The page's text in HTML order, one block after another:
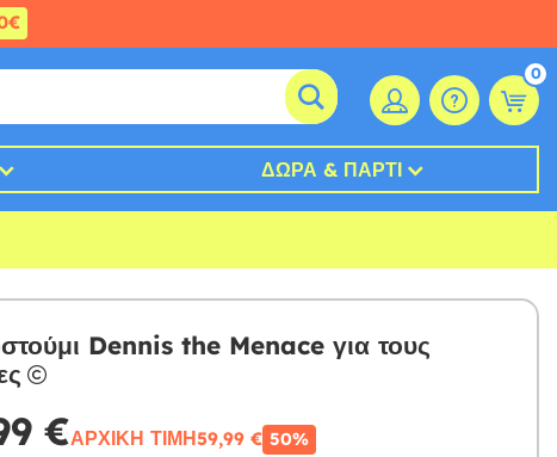
0
ΔΏΡΑ & ΠΆΡΤΙ
Dennis the Menace για τους
€ΑΡΧΙΚΉ ΤΙΜΉ59,99 € 50%